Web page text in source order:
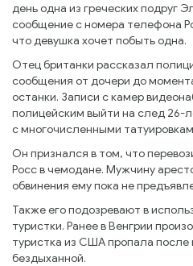
день одна из греческих подруг
сообщение с номера телефона
что девушка хочет побыть одна.
Отец британки рассказал
сообщения от дочери до
останки. Записи с камер
полицейским выйти на след 26-
с многочисленными
Он признался в том, что
Росс в чемодане. Мужчину
обвинения ему пока не
Также его подозревают в
туристки. Ранее в Венгрии
туристка из США пропала после
бездыханной.